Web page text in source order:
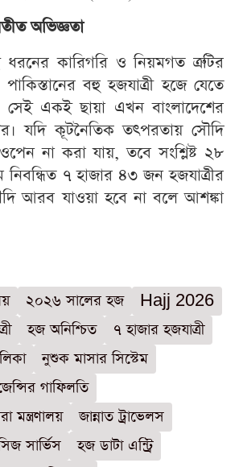
অভিজ্ঞতা
কারিগরি ও নিয়মগত ত্রুটির
বহু হজযাত্রী হজে যেতে
সেই একই ছায়া এখন বাংলাদেশের
যদি কূটনৈতিক তৎপরতায় সৌদি
না করা যায়, তবে সংশ্লিষ্ট ২৮
নিবন্ধিত ৭ হাজার ৪৩ জন হজযাত্রীর
আরব যাওয়া হবে না বলে আশঙ্কা
২০২৬ সালের হজ
Hajj 2026
হজ অনিশ্চিত
৭ হাজার হজযাত্রী
নুশুক মাসার সিস্টেম
গাফিলতি
জান্নাত ট্রাভেলস
সার্ভিস
হজ ডাটা এন্ট্রি